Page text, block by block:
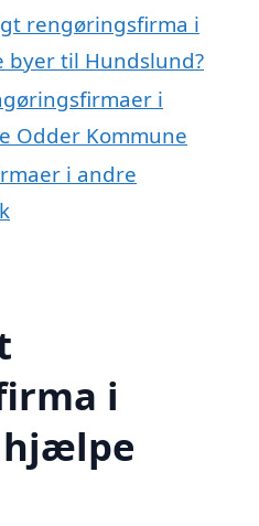
rengøringsfirma i
til Hundslund?
i
Odder Kommune
i andre
i
hjælpe